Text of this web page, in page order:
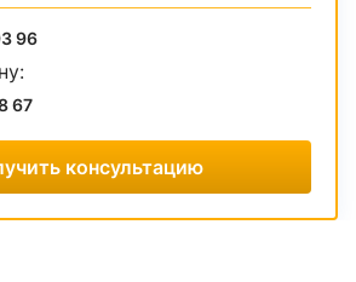
96
67
консультацию